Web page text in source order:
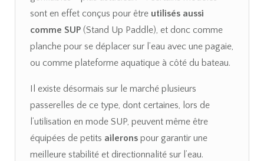
sont en effet conçus pour être utilisés aussi
comme SUP (Stand Up Paddle), et donc comme
planche pour se déplacer sur l’eau avec une pagaie,
ou comme plateforme aquatique à côté du bateau.
Il existe désormais sur le marché plusieurs
passerelles de ce type, dont certaines, lors de
l’utilisation en mode SUP, peuvent même être
équipées de petits ailerons pour garantir une
meilleure stabilité et directionnalité sur l’eau.